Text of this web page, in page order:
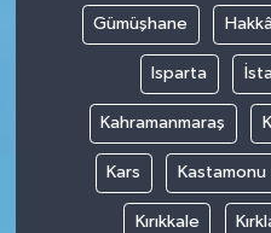
Gümüşhane
Isparta
Kahramanmaraş
Kars Kastamonu
Kırıkkale